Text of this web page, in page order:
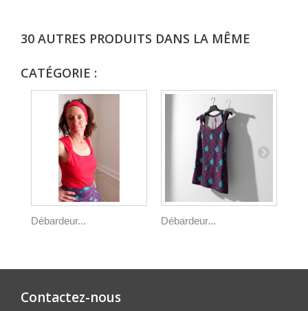
30 AUTRES PRODUITS DANS LA MÊME
CATÉGORIE :
Débardeur... Débardeur...
Contactez-nous